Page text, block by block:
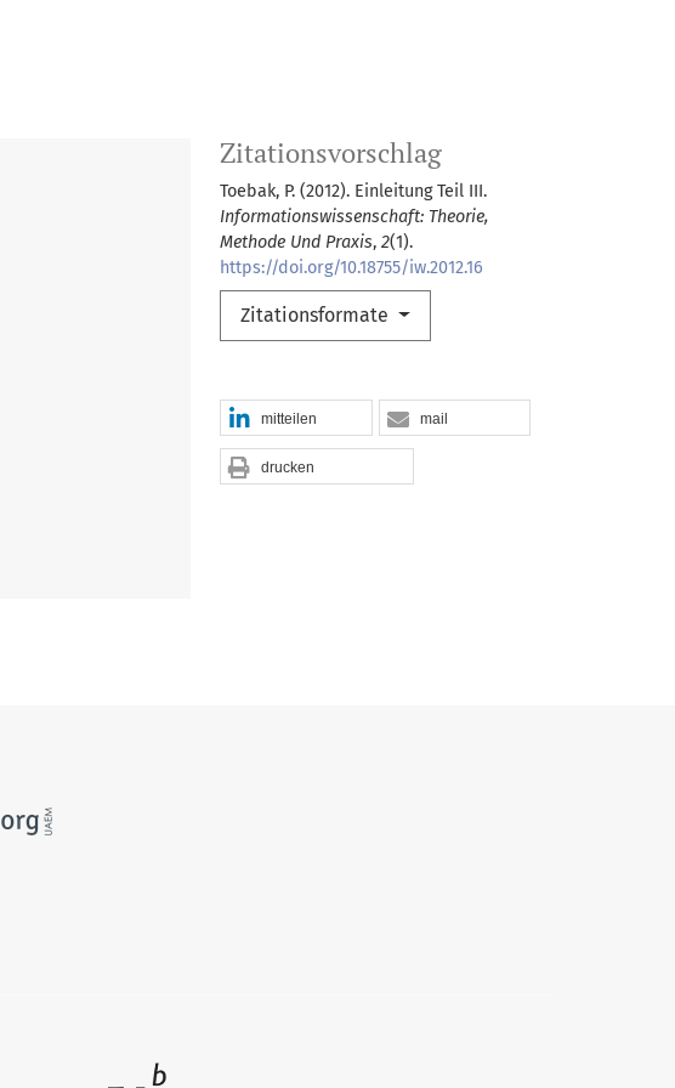
Zitationsvorschlag
Toebak, P. (2012). Einleitung Teil III.
Informationswissenschaft: Theorie,
Methode Und Praxis, 2(1).
https://doi.org/10.18755/iw.2012.16
Zitationsformate
mitteilen mail
drucken